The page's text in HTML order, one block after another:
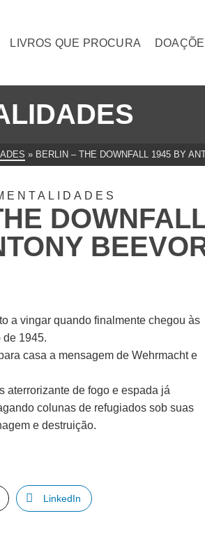
LIVROS QUE PROCURA
» BERLIN – THE DOWNFALL 1945 BY
a vingar quando finalmente chegou às
de 1945.
casa a mensagem de Wehrmacht e
aterrorizante de fogo e espada já
colunas de refugiados sob suas
e destruição.
LinkedIn